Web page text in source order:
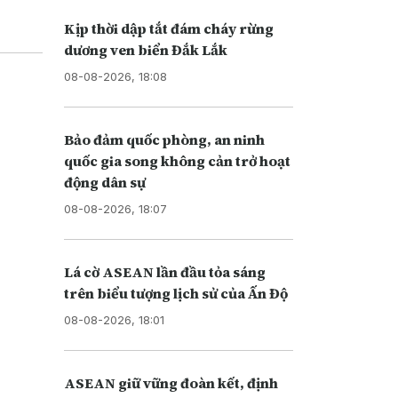
Kịp thời dập tắt đám cháy rừng
dương ven biển Đắk Lắk
08-08-2026, 18:08
Bảo đảm quốc phòng, an ninh
quốc gia song không cản trở hoạt
động dân sự
08-08-2026, 18:07
Lá cờ ASEAN lần đầu tỏa sáng
trên biểu tượng lịch sử của Ấn Độ
08-08-2026, 18:01
ASEAN giữ vững đoàn kết, định